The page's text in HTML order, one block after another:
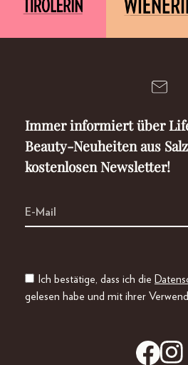
Immer informiert über
Beauty-Neuheiten aus
kostenlosen Newsletter!
Ich bestätige, dass ich die
gelesen habe und mit ihrer